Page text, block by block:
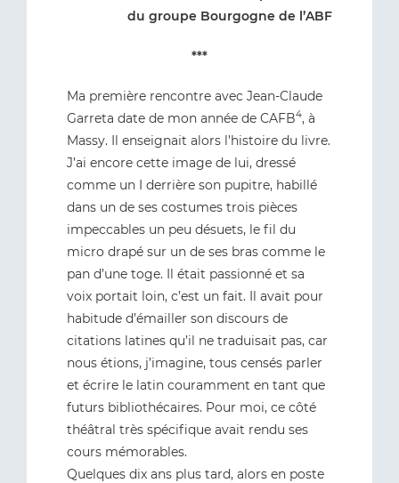
du groupe Bourgogne de l’ABF
***
Ma première rencontre avec Jean-Claude
Garreta date de mon année de CAFB4, à
Massy. Il enseignait alors l’histoire du livre.
J’ai encore cette image de lui, dressé
comme un I derrière son pupitre, habillé
dans un de ses costumes trois pièces
impeccables un peu désuets, le fil du
micro drapé sur un de ses bras comme le
pan d’une toge. Il était passionné et sa
voix portait loin, c’est un fait. Il avait pour
habitude d’émailler son discours de
citations latines qu’il ne traduisait pas, car
nous étions, j’imagine, tous censés parler
et écrire le latin couramment en tant que
futurs bibliothécaires. Pour moi, ce côté
théâtral très spécifique avait rendu ses
cours mémorables.
Quelques dix ans plus tard, alors en poste